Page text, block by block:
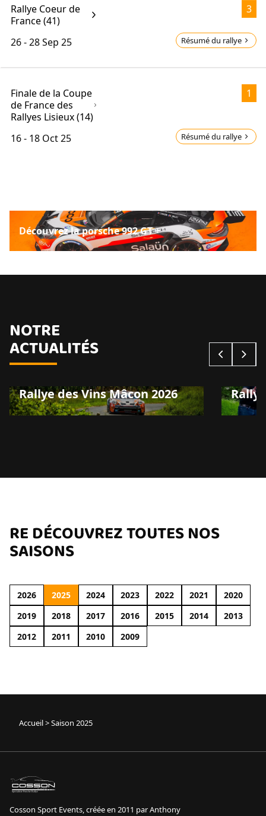
Rallye Coeur de
France (41)
26 - 28Sep 25
3
Résumé du rallye
Finale de la Coupe
de France des
Rallyes Lisieux (14)
16 - 18 Oct 25
1
Résumé du rallye
Découvrez la porsche 992 GT +
NOTRE
ACTUALITÉS
Rallye des Vins Mâcon 2026
RE DÉCOUVREZ TOUTES NOS
SAISONS
2026 2025 2024 2023 2022 2021
2020
2019
2018 2017 2016 2015 2014
2013
2012
2011 2010 2009
Accueil>Saison 2025
sport event
Specialiste Porsche Rallye
Cosson Sport Events, créée en 2011 par Anthony